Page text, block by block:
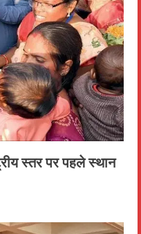
स्तर पर पहले स्थान